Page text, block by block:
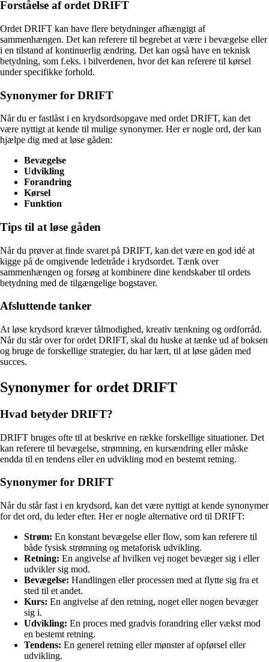
Forståelse af ordet DRIFT
Ordet DRIFT kan have flere betydninger afhængigt af
sammenhængen. Det kan referere til begrebet at være i bevægelse eller
i en tilstand af kontinuerlig ændring. Det kan også have en teknisk
betydning, som f.eks. i bilverdenen, hvor det kan referere til kørsel
under specifikke forhold.
Synonymer for DRIFT
Når du er fastlåst i en krydsordsopgave med ordet DRIFT, kan det
være nyttigt at kende til mulige synonymer. Her er nogle ord, der kan
hjælpe dig med at løse gåden:
Bevægelse
Udvikling
Forandring
Kørsel
Funktion
Tips til at løse gåden
Når du prøver at finde svaret på DRIFT, kan det være en god idé at
kigge på de omgivende ledetråde i krydsordet. Tænk over
sammenhængen og forsøg at kombinere dine kendskaber til ordets
betydning med de tilgængelige bogstaver.
Afsluttende tanker
At løse krydsord kræver tålmodighed, kreativ tænkning og ordforråd.
Når du står over for ordet DRIFT, skal du huske at tænke ud af boksen
og bruge de forskellige strategier, du har lært, til at løse gåden med
succes.
Synonymer for ordet DRIFT
Hvad betyder DRIFT?
DRIFT bruges ofte til at beskrive en række forskellige situationer. Det
kan referere til bevægelse, strømning, en kursændring eller måske
endda til en tendens eller en udvikling mod en bestemt retning.
Synonymer for DRIFT
Når du står fast i en krydsord, kan det være nyttigt at kende synonymer
for det ord, du leder efter. Her er nogle alternative ord til DRIFT:
Strøm: En konstant bevægelse eller flow, som kan referere til
både fysisk strømning og metaforisk udvikling.
Retning: En angivelse af hvilken vej noget bevæger sig i eller
udvikler sig mod.
Bevægelse: Handlingen eller processen med at flytte sig fra et
sted til et andet.
Kurs: En angivelse af den retning, noget eller nogen bevæger
sig i.
Udvikling: En proces med gradvis forandring eller vækst mod
en bestemt retning.
Tendens: En generel retning eller mønster af opførsel eller
udvikling.